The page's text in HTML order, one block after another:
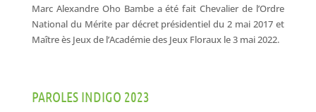
Marc Alexandre Oho Bambe a été fait Chevalier de l’Ordre
National du Mérite par décret présidentiel du 2 mai 2017 et
Maître ès Jeux de l’Académie des Jeux Floraux le 3 mai 2022.
PAROLES INDIGO 2023